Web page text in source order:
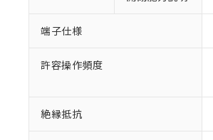
端子仕様
許容操作頻度
絶縁抵抗